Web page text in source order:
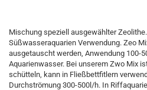
Mischung speziell ausgewählter
Süßwasseraquarien Verwendung. Zeo
ausgetauscht werden, Anwendung 100-
Aquarienwasser. Bei unserem Zwo Mix
schütteln, kann in Fließbettfitlern
Durchströmung 300-500l/h. In